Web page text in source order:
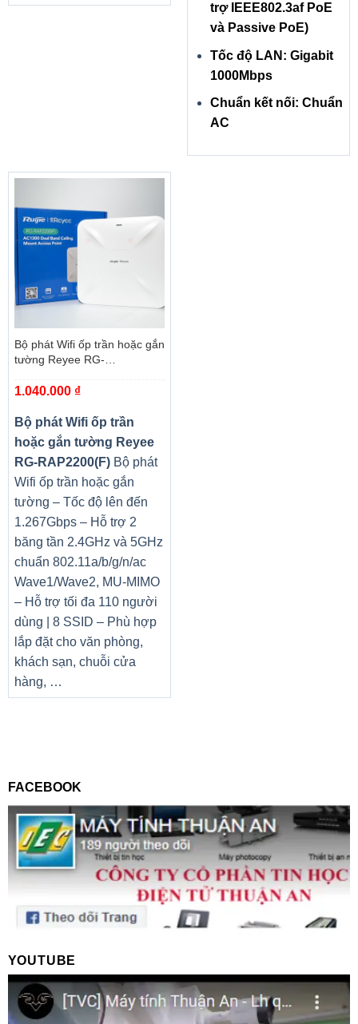
trợ IEEE802.3af PoE
và Passive PoE)
Tốc độ LAN: Gigabit
1000Mbps
Chuẩn kết nối: Chuẩn
AC
Bộ phát Wifi ốp trần hoặc gắn
tường Reyee RG-
1.040.000 ₫
Bộ phát Wifi ốp trần
hoặc gắn tường Reyee
RG-RAP2200(F)Bộ phát
Wifi ốp trần hoặc gắn
tường – Tốc độ lên đến
1.267Gbps – Hỗ trợ 2
băng tần 2.4GHz và 5GHz
chuẩn 802.11a/b/g/n/ac
Wave1/Wave2, MU-MIMO
– Hỗ trợ tối đa 110 người
dùng | 8 SSID – Phù hợp
lắp đặt cho văn phòng,
khách sạn, chuỗi cửa
hàng, …
FACEBOOK
YOUTUBE